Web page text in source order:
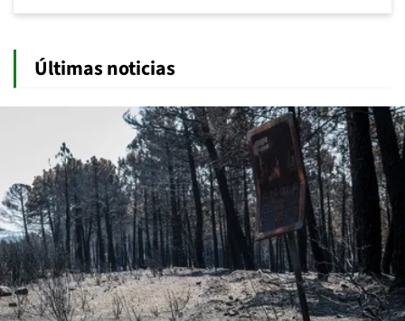
Últimas noticias